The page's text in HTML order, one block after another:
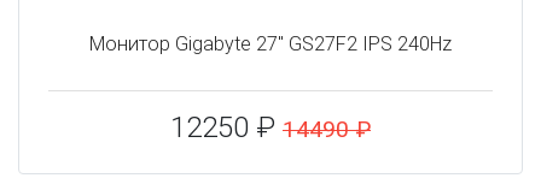
Монитор Gigabyte 27" GS27F2 IPS 240Hz
12250 ₽ 14490 ₽